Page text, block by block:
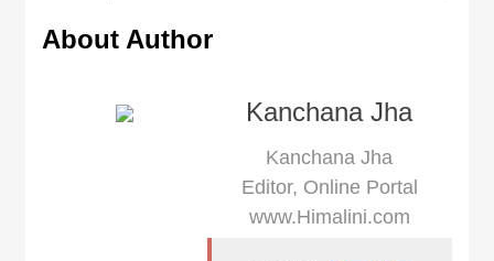
About Author
Kanchana Jha
Kanchana Jha
Editor, Online Portal
www.Himalini.com